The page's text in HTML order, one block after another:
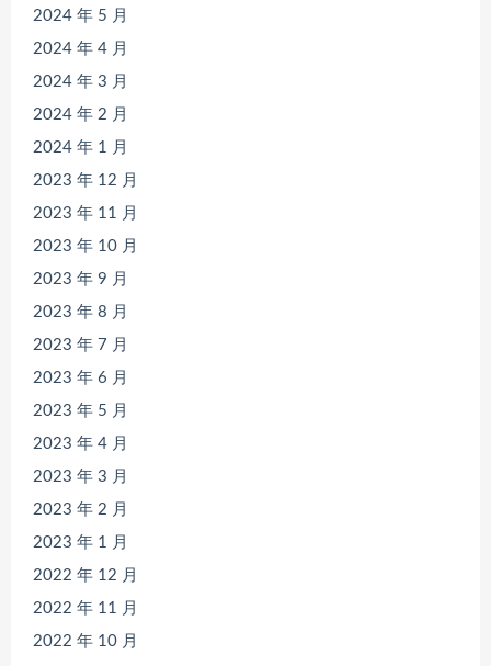
2024 年 5 月
2024 年 4 月
2024 年 3 月
2024 年 2 月
2024 年 1 月
2023 年 12 月
2023 年 11 月
2023 年 10 月
2023 年 9 月
2023 年 8 月
2023 年 7 月
2023 年 6 月
2023 年 5 月
2023 年 4 月
2023 年 3 月
2023 年 2 月
2023 年 1 月
2022 年 12 月
2022 年 11 月
2022 年 10 月